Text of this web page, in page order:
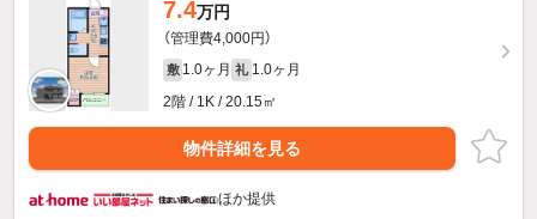
7.4万円
（管理費4,000円）
敷 1.0ヶ月 礼 1.0ヶ月
2階 / 1K / 20.15㎡
物件詳細を見る
ほか提供